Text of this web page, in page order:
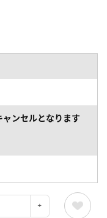
ャンセルとなります